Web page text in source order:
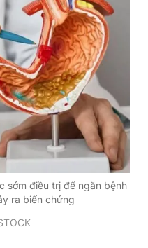
hệ quảng cáo
780 404
Tòa soạn Chính sách bảo
Thành
sớm điều trị để ngăn bệnh
ra biến chứng